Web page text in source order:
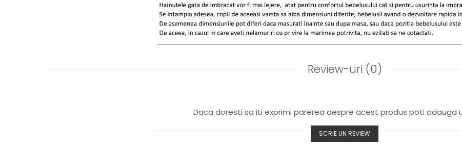
Review-uri (0)
Daca doresti sa iti exprimi parerea despre acest produs poti adauga
SCRIE UN REVIEW